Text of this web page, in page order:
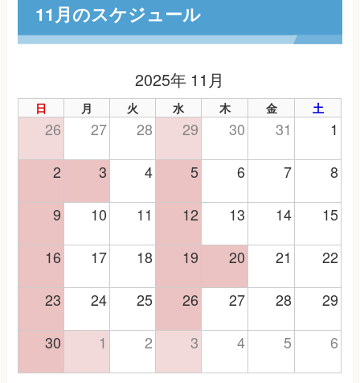
11月のスケジュール
2025年 11月
日 月 火 水 木 金 土
26 27 28 29 30 31 1
2 3 4 5 6 7 8
9 10 11 12 13 14 15
16 17 18 19 20 21 22
23 24 25 26 27 28 29
30 1 2 3 4 5 6